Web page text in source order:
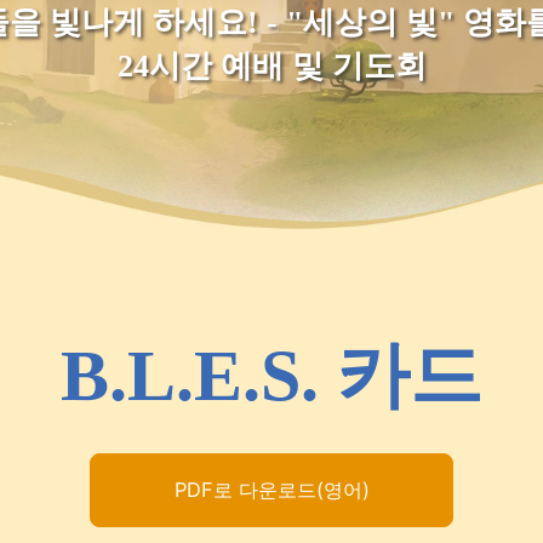
을 빛나게 하세요! - "세상의 빛" 영화
24시간 예배 및 기도회
B.L.E.S. 카드
PDF로 다운로드(영어)